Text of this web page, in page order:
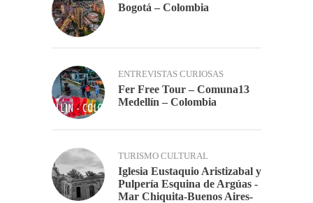
Bogotá – Colombia
ENTREVISTAS CURIOSAS
Fer Free Tour – Comuna13
Medellín – Colombia
TURISMO CULTURAL
Iglesia Eustaquio Aristizabal y
Pulpería Esquina de Argúas -
Mar Chiquita-Buenos Aires-